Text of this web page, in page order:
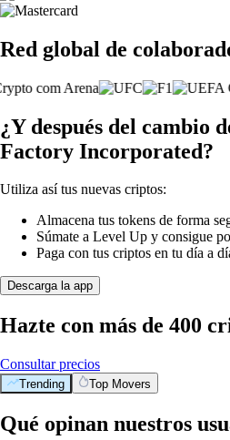
Red global de
¿Y después del cambio
Factory Incorporated?
Utiliza así tus nuevas criptos:
Almacena tus tokens de forma
Súmate a Level Up y consigue
Paga con tus criptos en tu día a
Descarga la app
Hazte con más de 400
Consultar precios
Trending Top Movers
Qué opinan nuestros